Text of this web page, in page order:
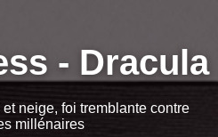
- Dracula
neige, foi tremblante contre
millénaires